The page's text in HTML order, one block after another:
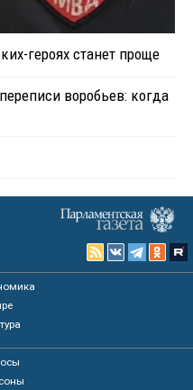
героях станет проще
воробьев: когда